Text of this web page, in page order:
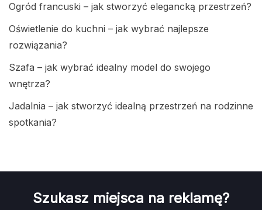
Ogród francuski – jak stworzyć elegancką przestrzeń?
Oświetlenie do kuchni – jak wybrać najlepsze
rozwiązania?
Szafa – jak wybrać idealny model do swojego
wnętrza?
Jadalnia – jak stworzyć idealną przestrzeń na rodzinne
spotkania?
Szukasz miejsca na reklamę?